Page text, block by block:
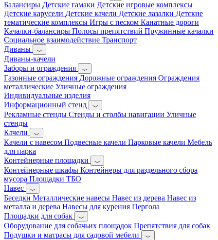
Балансиры Детские гамаки Детские игровые комплексы
Детские карусели Детские качели Детские лазалки Детские
тематические комплексы Игры с песком Канатные дороги
Качалки-балансиры Полосы препятствий Пружинные качалки
Социальное взаимодействие Транспорт
Диваны
Диваны-качели
Заборы и ограждения
Газонные ограждения Дорожные ограждения Ограждения
металлические Уличные ограждения
Индивидуальные изделия
Информационный стенд
Рекламные стенды Стенды и столбы навигации Уличные
стенды
Качели
Качели с навесом Подвесные качели Парковые качели Мебель
для парка
Контейнерные площадки
Контейнерные шкафы Контейнеры для раздельного сбора
мусора Площадки ТБО
Навес
Беседки Металлические навесы Навес из дерева Навес из
металла и дерева Навесы для курения Пергола
Площадки для собак
Оборудование для собачьих площадок Препятствия для собак
Подушки и матрасы для садовой мебели